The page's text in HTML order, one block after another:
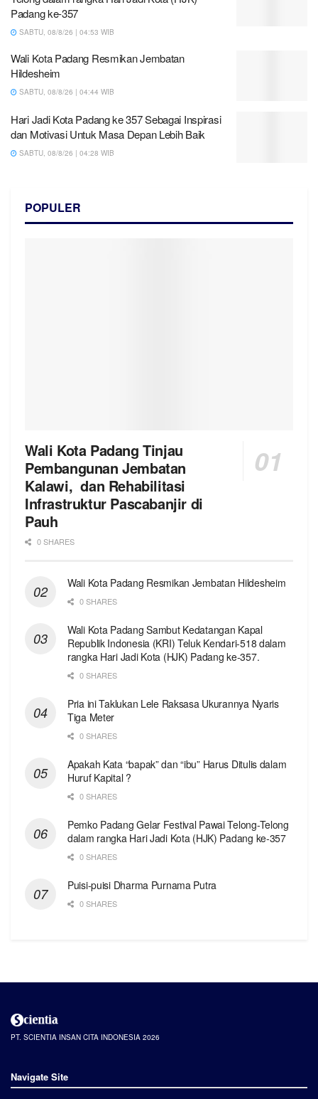
Padang ke-357
SABTU, 08/8/26 | 04:53 WIB
Wali Kota Padang Resmikan Jembatan
Hildesheim
SABTU, 08/8/26 | 04:44 WIB
Hari Jadi Kota Padang ke 357 Sebagai Inspirasi
dan Motivasi Untuk Masa Depan Lebih Baik
SABTU, 08/8/26 | 04:28 WIB
POPULER
Wali Kota Padang Tinjau
Pembangunan Jembatan
Kalawi, dan Rehabilitasi
Infrastruktur Pascabanjir di
Pauh
0 SHARES
Wali Kota Padang Resmikan Jembatan Hildesheim
0 SHARES
Wali Kota Padang Sambut Kedatangan Kapal
Republik Indonesia (KRI) Teluk Kendari-518 dalam
rangka Hari Jadi Kota (HJK) Padang ke-357.
0 SHARES
Pria ini Taklukan Lele Raksasa Ukurannya Nyaris
Tiga Meter
0 SHARES
Apakah Kata “bapak” dan “ibu” Harus Ditulis dalam
Huruf Kapital ?
0 SHARES
Pemko Padang Gelar Festival Pawai Telong-Telong
dalam rangka Hari Jadi Kota (HJK) Padang ke-357
0 SHARES
Puisi-puisi Dharma Purnama Putra
0 SHARES
PT. SCIENTIA INSAN CITA INDONESIA 2026
Navigate Site